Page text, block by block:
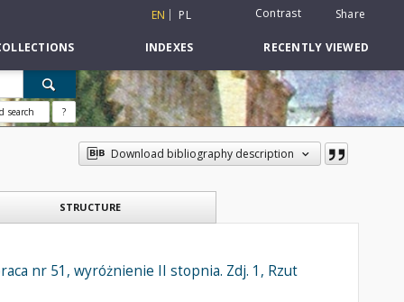
EN PL Contrast Share
INDEXES RECENTLY VIEWED
search ?
Download bibliography description
STRUCTURE
nr 51, wyróżnienie II stopnia. Zdj. 1, Rzut